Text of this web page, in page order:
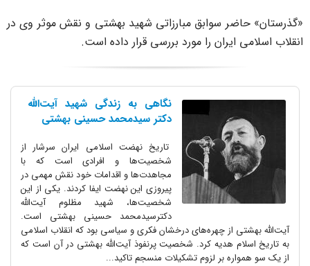
حاضر سوابق مبارزاتی شهید بهشتی و نقش موثر وی در
اسلامی ایران را مورد بررسی قرار داده است.
نگاهی به زندگی شهید آیت‌الله
دکتر سیدمحمد حسینی بهشتی
تاریخ نهضت اسلامی ایران سرشار از
شخصیت‌ها و افرادی است که با
مجاهدت‌ها و اقدامات خود نقش مهمی در
پیروزی این نهضت ایفا کردند. یکی از این
شخصیت‌ها، شهید مظلوم آیت‌الله
دکترسیدمحمد حسینی بهشتی است.
آیت‌الله بهشتی از چهره‌های درخشان فکری و سیاسی بود که انقلاب اسلامی
به تاریخ اسلام هدیه کرد. شخصیت پرنفوذ آیت‌الله بهشتی در آن است که
از یک سو همواره بر لزوم تشکیلات منسجم تاکید...